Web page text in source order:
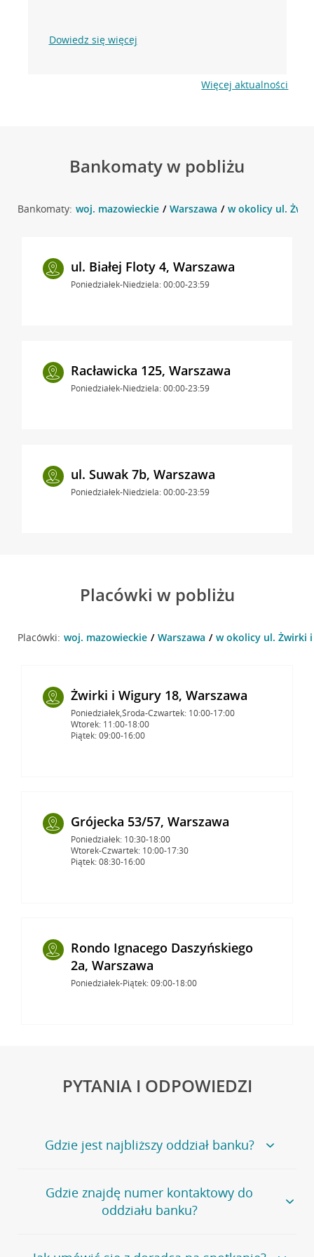
Dowiedz się więcej
Więcej aktualności
Bankomaty w pobliżu
Bankomaty: woj. mazowieckie Warszawa w okolicy ul.
ul. Białej Floty 4, Warszawa
Poniedziałek-Niedziela: 00:00-23:59
Racławicka 125, Warszawa
Poniedziałek-Niedziela: 00:00-23:59
ul. Suwak 7b, Warszawa
Poniedziałek-Niedziela: 00:00-23:59
Placówki w pobliżu
Placówki: woj. mazowieckie Warszawa w okolicy ul. Żwirki i
Żwirki i Wigury 18, Warszawa
Poniedziałek,Środa-Czwartek: 10:00-17:00
Wtorek: 11:00-18:00
Piątek: 09:00-16:00
Grójecka 53/57, Warszawa
Poniedziałek: 10:30-18:00
Wtorek-Czwartek: 10:00-17:30
Piątek: 08:30-16:00
Rondo Ignacego Daszyńskiego
2a, Warszawa
Poniedziałek-Piątek: 09:00-18:00
PYTANIA I ODPOWIEDZI
Gdzie jest najbliższy oddział banku?
Jeśli szukasz oddziału naszego banku, zapraszamy na
stronęPlacówki i bankomaty, na której znajduje się
wygodna wyszukiwarka.
oddziałów
Gdzie znajdę numer kontaktowy do
oddziału banku?
Bank Credit Agricole nie udostępnia ogólnego numeru